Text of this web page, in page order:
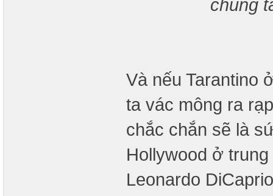
chúng
Và nếu Tarantino
ta vác mông ra
chắc chắn sẽ là
Hollywood ở
Leonardo